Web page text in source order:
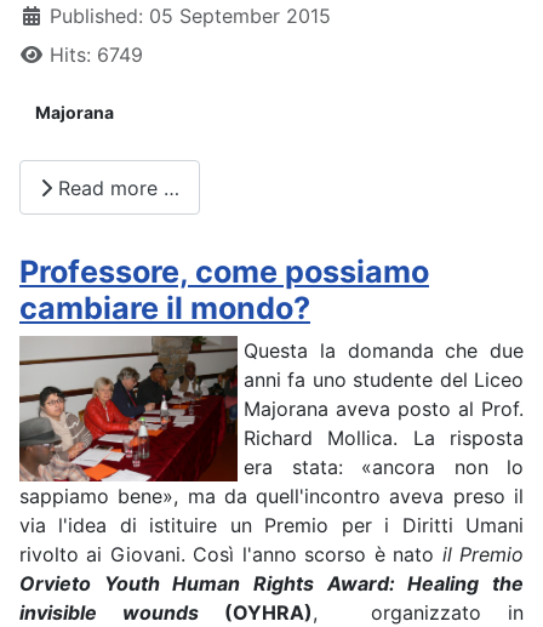
Published: 05 September 2015
Hits: 6749
Majorana
Read more …
Professore, come possiamo
cambiare il mondo?
Questa la domanda che due
anni fa uno studente del Liceo
Majorana aveva posto al Prof.
Richard Mollica. La risposta
era stata: «ancora non lo
sappiamo bene», ma da quell'incontro aveva preso il
via l'idea di istituire un Premio per i Diritti Umani
rivolto ai Giovani. Così l'anno scorso è nato il Premio
Orvieto Youth Human Rights Award: Healing the
invisible wounds (OYHRA), organizzato in